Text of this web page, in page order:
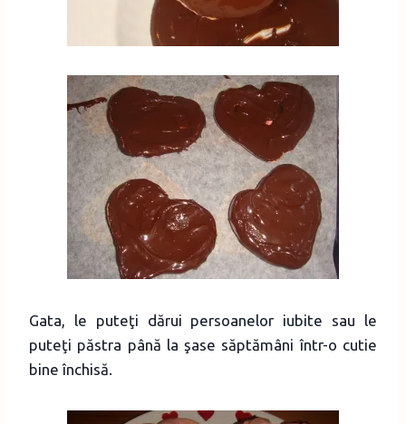
Gata, le puteţi dărui persoanelor iubite sau le
puteţi păstra până la şase săptămâni într-o cutie
bine închisă.